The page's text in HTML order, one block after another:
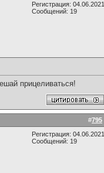
Регистрация: 04.06.2021
Сообщений: 19
прицеливаться!
#795
Регистрация: 04.06.2021
Сообщений: 19